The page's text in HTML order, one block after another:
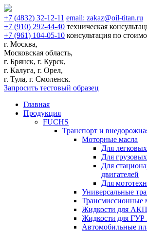
+7 (4832) 32-12-11 email: zakaz@oil-titan.ru
+7 (910) 292-44-40 техническая
+7 (961) 104-05-10 консультация по
г. Москва,
Московская область,
г. Брянск, г. Курск,
г. Калуга, г. Орел,
г. Тула, г. Смоленск.
Запросить тестовый образец
Главная
Продукция
FUCHS
Транспорт и
Моторные масла
Для
Для
Для
двигателей
Для
Универсальные
Трансмиссионные
Жидкости для
Жидкости для ГУР
Автомобильные